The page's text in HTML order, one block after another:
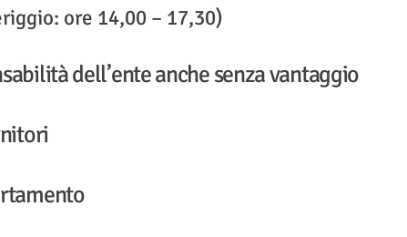
ore 14,00 – 17,30)
dell’ente anche senza vantaggio